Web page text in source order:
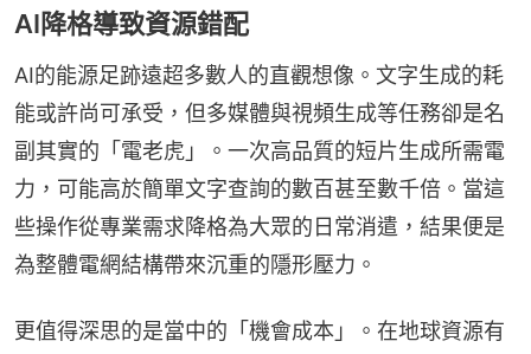
AI降格導致資源錯配
AI的能源足跡遠超多數人的直觀想像。文字生成的耗
能或許尚可承受，但多媒體與視頻生成等任務卻是名
副其實的「電老虎」。一次高品質的短片生成所需電
力，可能高於簡單文字查詢的數百甚至數千倍。當這
些操作從專業需求降格為大眾的日常消遣，結果便是
為整體電網結構帶來沉重的隱形壓力。
更值得深思的是當中的「機會成本」。在地球資源有